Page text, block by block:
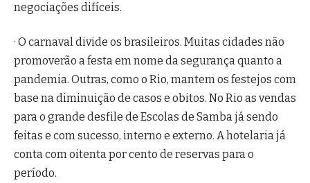
negociações difíceis.
· O carnaval divide os brasileiros. Muitas cidades não
promoverão a festa em nome da segurança quanto a
pandemia. Outras, como o Rio, mantem os festejos com
base na diminuição de casos e obitos. No Rio as vendas
para o grande desfile de Escolas de Samba já sendo
feitas e com sucesso, interno e externo. A hotelaria já
conta com oitenta por cento de reservas para o
período.